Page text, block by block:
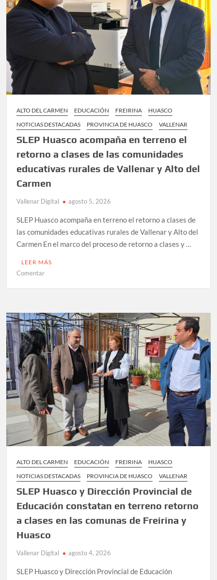
por
robo
y
detuvo
ALTO DEL CARMEN EDUCACIÓN FREIRINA
HUASCO
NOTICIAS DESTACADAS
PROVINCIA DE HUASCO VALLENAR
SLEP Huasco acompaña en terreno el
retorno a clases de las comunidades
educativas rurales de Vallenar y Alto del
Carmen
Vallenar Digital agosto 5, 2026
SLEP Huasco acompaña en terreno el retorno a clases de
las comunidades educativas rurales de Vallenar y Alto del
Carmen En el marco del proceso de retorno a clases y …
LEER MÁS
Comentaren
en
terreno
el
retorno
a
clases
de
las
comunidades
educativas
rurales
de
Vallenar
Alto
del
ALTO DEL CARMEN EDUCACIÓN FREIRINA
HUASCO
NOTICIAS DESTACADAS
PROVINCIA DE HUASCO VALLENAR
SLEP Huasco y Dirección Provincial de
Educación constatan en terreno retorno
a clases en las comunas de Freirina y
Huasco
Vallenar Digital agosto 4, 2026
SLEP Huasco y Dirección Provincial de Educación